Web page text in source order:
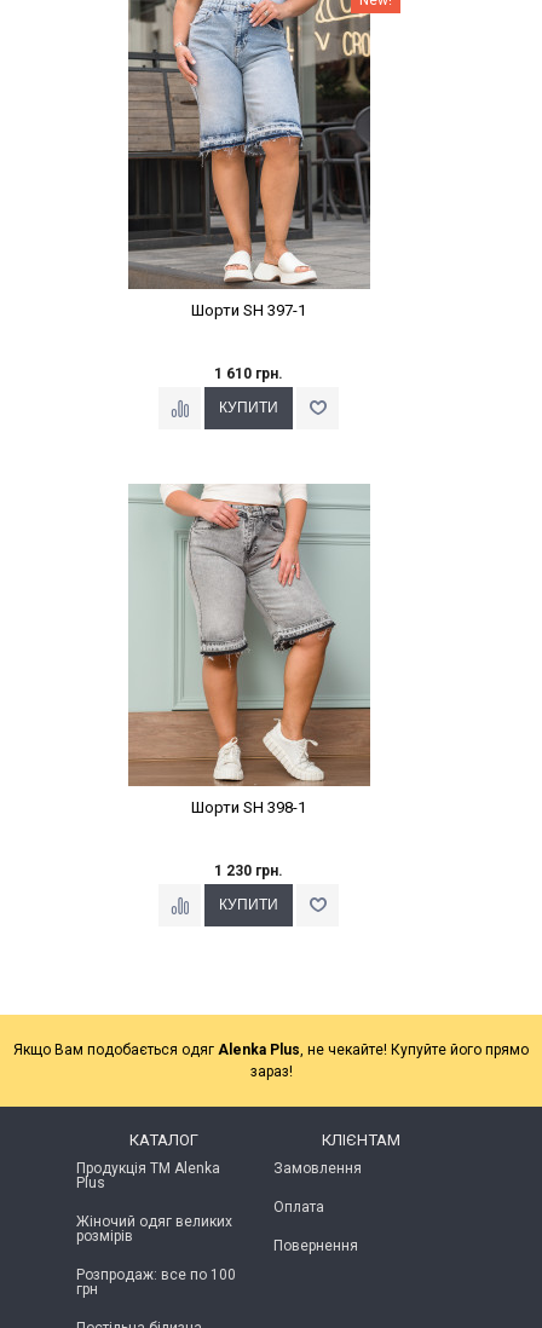
Шорти SH 397-1
1 610 грн.
Наклейки Варіант з %
Шорти SH 398-1
1 230 грн.
Якщо Вам подобається одяг Alenka Plus, не чекайте! Купуйте його прямо
зараз!
КАТАЛОГ
Продукція ТМ Alenka
Plus
Жіночий одяг великих
розмірів
Розпродаж: все по 100
грн
КЛІЄНТАМ
Замовлення
Оплата
Повернення